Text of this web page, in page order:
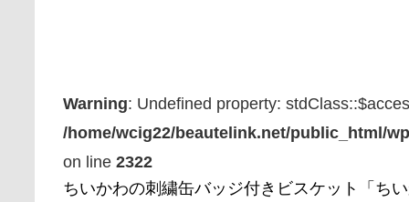
Warning: Undefined property:
/home/wcig22/beautelink.net/public_html/
on line 2322
ちいかわの刺繍缶バッジ付きビスケット「ち